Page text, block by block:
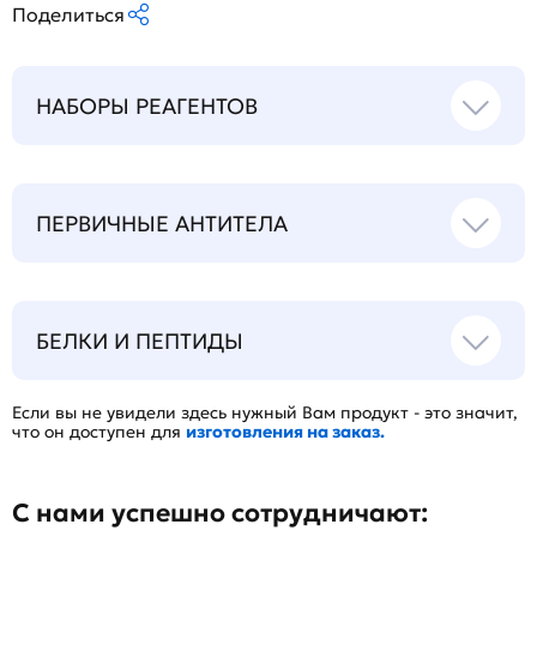
Поделиться
НАБОРЫ РЕАГЕНТОВ
ПЕРВИЧНЫЕ АНТИТЕЛА
БЕЛКИ И ПЕПТИДЫ
Если вы не увидели здесь нужный Вам продукт - это значит,
что он доступен для изготовления на заказ.
С нами успешно сотрудничают: